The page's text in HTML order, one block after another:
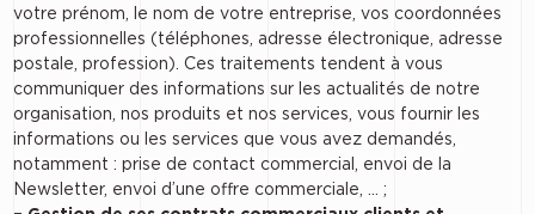
votre prénom, le nom de votre entreprise, vos coordonnées
professionnelles (téléphones, adresse électronique, adresse
postale, profession). Ces traitements tendent à vous
communiquer des informations sur les actualités de notre
organisation, nos produits et nos services, vous fournir les
informations ou les services que vous avez demandés,
notamment : prise de contact commercial, envoi de la
Newsletter, envoi d’une offre commerciale, … ;